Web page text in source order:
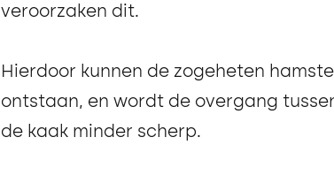
veroorzaken dit.
Hierdoor kunnen de zogeheten
ontstaan, en wordt de overgang
de kaak minder scherp.